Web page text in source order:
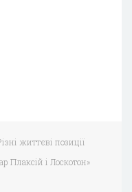
життєві позиції
Плаксій і Лоскотон»